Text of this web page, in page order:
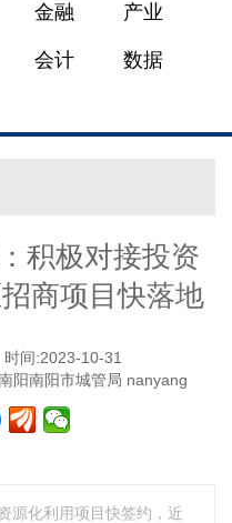
金融 产业
会计 数据
积极对接投资
商项目快落地
时间:2023-10-31
阳南阳市城管局 nanyang
源化利用项目快签约，近